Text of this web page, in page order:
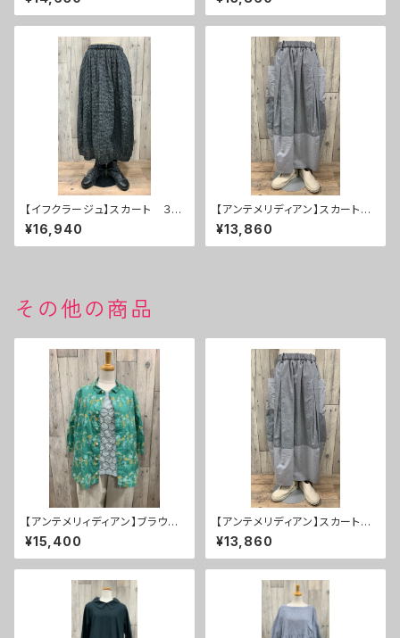
【イフクラージュ】スカート ３
０％ＯＦＦ
¥16,940
【アンテメリディアン】スカート
３０％ＯＦＦ
¥13,860
その他の商品
【アンテメリィディアン】ブラウ
ス ３０％ＯＦＦ
¥15,400
【アンテメリディアン】スカート
３０％ＯＦＦ
¥13,860